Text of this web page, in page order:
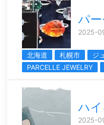
パ
2025-
北海道 札幌市
ジ
PARCELLE JEWELRY
ハ
2025-